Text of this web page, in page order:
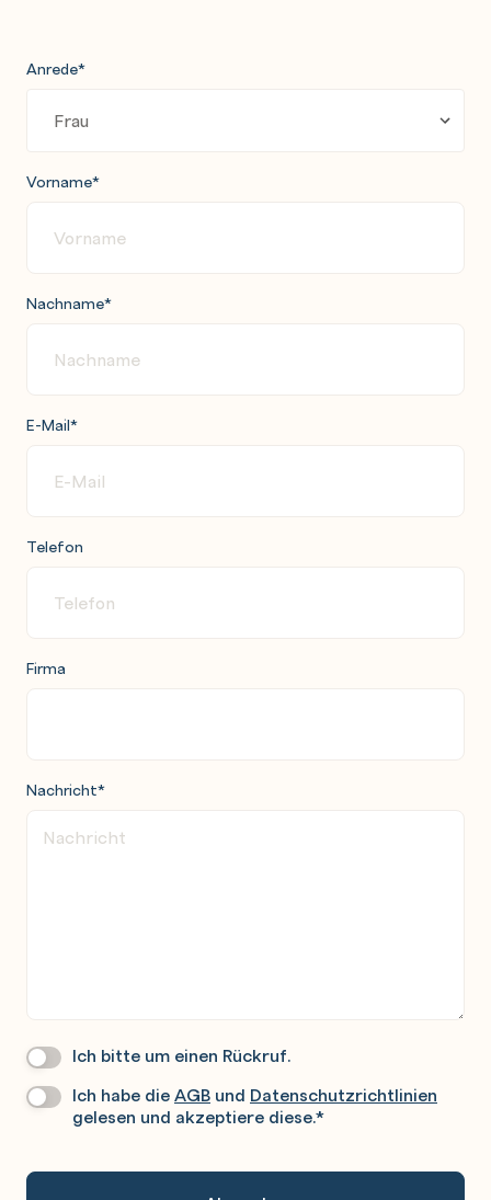
Anrede*
Vorname*
Nachname*
E-Mail*
Telefon
Firma
Nachricht*
Wir
Sie
Ich bitte um einen Rückruf.
Datenschutz*
Ich habe dieAGB und Datenschutzrichtlinien
gelesen und akzeptiere diese.*